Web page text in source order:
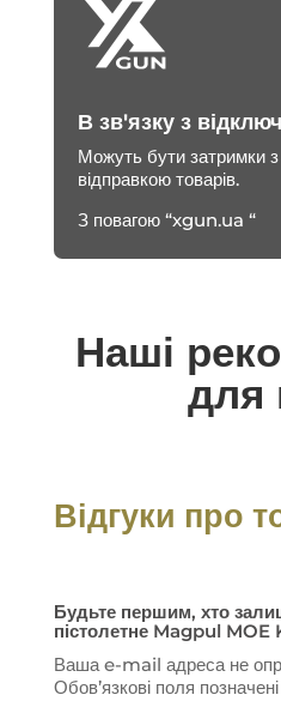
В зв'язку з
Можуть бути затримки
відправкою товарів.
З повагою “xgun.ua “
Наші
для
Відгуки про
Будьте першим, хто
пістолетне Magpul MOE
Ваша e-mail адреса не
Обов’язкові поля позначені